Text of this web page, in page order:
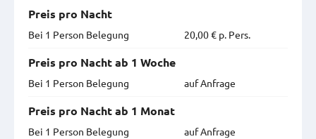
Preis pro Nacht
Bei 1 Person Belegung
20,00 € p. Pers.
Preis pro Nacht ab 1 Woche
Bei 1 Person Belegung
auf Anfrage
Preis pro Nacht ab 1 Monat
Bei 1 Person Belegung
auf Anfrage